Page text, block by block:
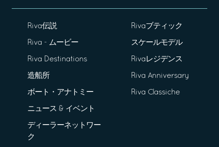
Riva伝説
Riva - ムービー
Riva Destinations
造船所
ボート・アナトミー
ニュース & イベント
ディーラーネットワー
ク
Rivaブティック
スケールモデル
Rivaレジデンス
Riva Anniversary
Riva Classiche